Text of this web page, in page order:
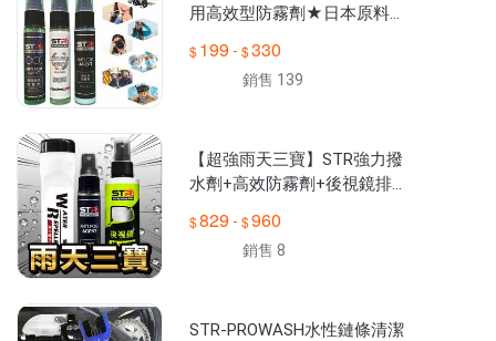
用高效型防霧劑★日本原料台
鏡蛙鏡/眼鏡/擋風玻璃/後照鏡
199 - 330
銷售 139
【超強雨天三寶】STR強力撥
水劑+高效防霧劑+後視鏡排水
帽鏡片、擋風玻璃行車紀錄器
／倒車鏡頭
829 - 960
銷售 8
STR-PROWASH水性鏈條清潔